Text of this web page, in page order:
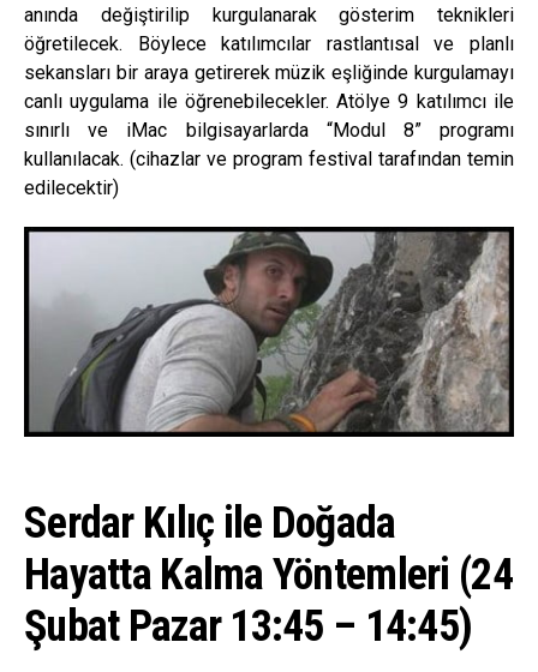
anında değiştirilip kurgulanarak gösterim teknikleri
öğretilecek. Böylece katılımcılar rastlantısal ve planlı
sekansları bir araya getirerek müzik eşliğinde kurgulamayı
canlı uygulama ile öğrenebilecekler. Atölye 9 katılımcı ile
sınırlı ve iMac bilgisayarlarda “Modul 8” programı
kullanılacak. (cihazlar ve program festival tarafından temin
edilecektir)
Serdar Kılıç ile Doğada
Hayatta Kalma Yöntemleri (24
Şubat Pazar 13:45 – 14:45)